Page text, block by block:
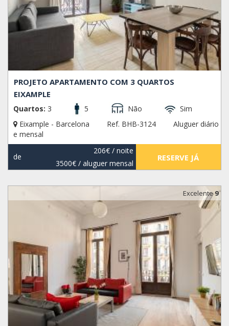
PROJETO APARTAMENTO COM 3 QUARTOS
EIXAMPLE
Quartos: 3 5 Não
Sim
Eixample - Barcelona
Ref. BHB-3124
Aluguer diário
e mensal
de
206€/ noite
3500€/ aluguer mensal
RESERVE JÁ
Excelente9